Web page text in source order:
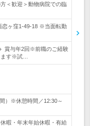
＜歓迎＞動物病院での臨
恋ヶ窪1-49-18 ※当面転勤
賞与年2回※前職のご経験
ます※試…
）※休憩時間／12:30～
暇・年末年始休暇・有給